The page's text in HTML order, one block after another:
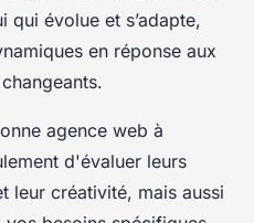
qui évolue et s’adapte,
en réponse aux
agence web à
d'évaluer leurs
leur créativité, mais aussi